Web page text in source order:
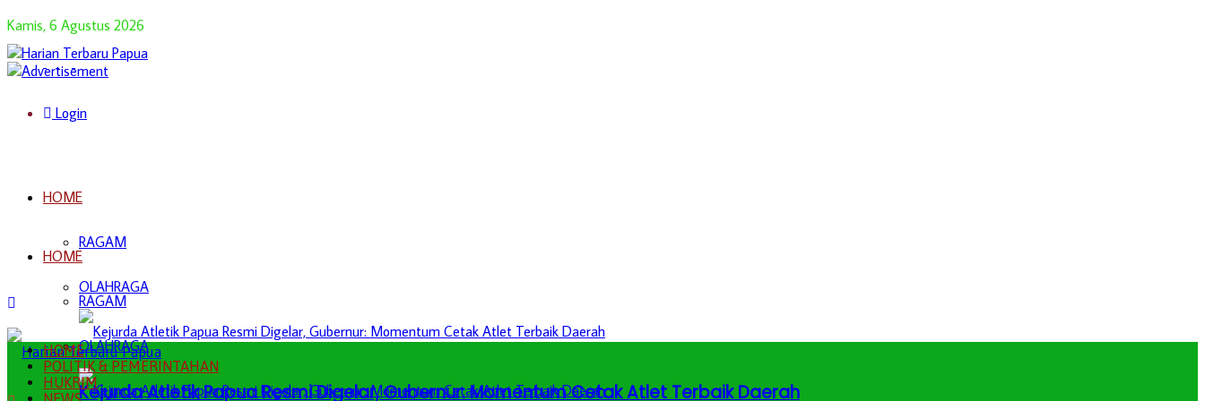
Kamis, 6 Agustus 2026
Login
HOME
RAGAM
OLAHRAGA
Kejurda Atletik Papua Resmi Digelar, Gubernur: Momentum Cetak Atlet Terbaik Daerah
HOME
RAGAM
OLAHRAGA
HOME
POLITIK & PEMERINTAHAN
HUKRIM